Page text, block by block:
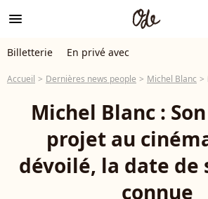
menu
Billetterie En privé avec
Accueil Dernières news people Michel Blanc
Michel Blanc :
projet au
dévoilé, la date de
connue